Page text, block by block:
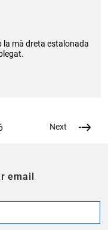
la mà dreta estalonada
Next
email